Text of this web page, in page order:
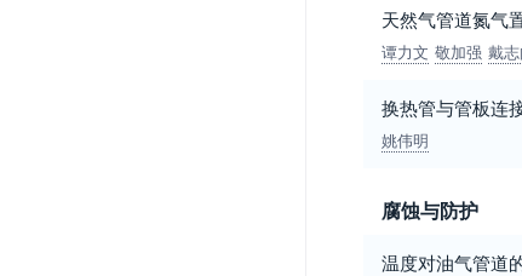
天然气管道氮气
谭力文 敬加强 戴志
换热管与管板连
姚伟明
腐蚀与防护
温度对油气管道